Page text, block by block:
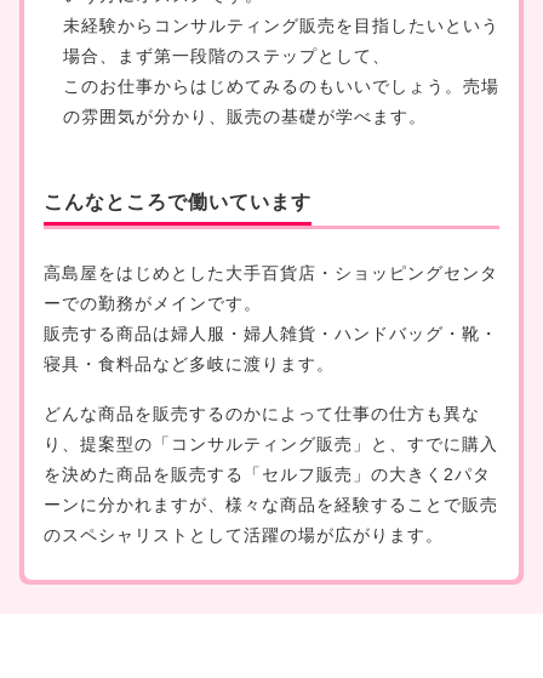
未経験からコンサルティング販売を目指したいという
場合、まず第一段階のステップとして、
このお仕事からはじめてみるのもいいでしょう。売場
の雰囲気が分かり、販売の基礎が学べます。
こんなところで働いています
高島屋をはじめとした大手百貨店・ショッピングセンタ
ーでの勤務がメインです。
販売する商品は婦人服・婦人雑貨・ハンドバッグ・靴・
寝具・食料品など多岐に渡ります。
どんな商品を販売するのかによって仕事の仕方も異な
り、提案型の「コンサルティング販売」と、すでに購入
を決めた商品を販売する「セルフ販売」の大きく2パタ
ーンに分かれますが、様々な商品を経験することで販売
のスペシャリストとして活躍の場が広がります。